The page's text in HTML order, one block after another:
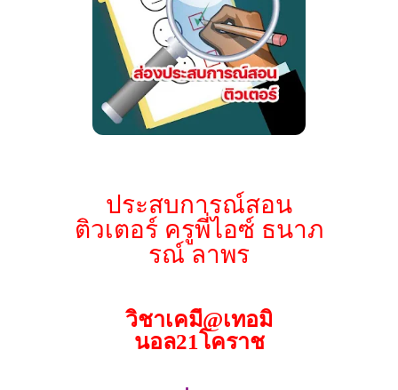
ประสบการณ์สอน
ติวเตอร์ ครูพี่ไอซ์ ธนาภ
รณ์ ลาพร
วิชาเคมี@เทอมิ
นอล21โคราช